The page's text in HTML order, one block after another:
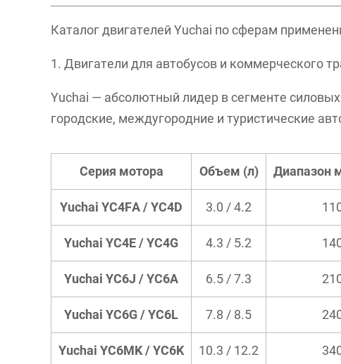
Каталог двигателей Yuchai по сферам
1. Двигатели для автобусов и коммерческого
Yuchai — абсолютный лидер в сегменте
городские, междугородние и туристические
Серия мотора Объем (л) Диапазон
Yuchai YC4FA / YC4D 3.0 / 4.2
Yuchai YC4E / YC4G 4.3 / 5.2
Yuchai YC6J / YC6A 6.5 / 7.3
Yuchai YC6G / YC6L 7.8 / 8.5
Yuchai YC6MK / YC6K 10.3 / 12.2